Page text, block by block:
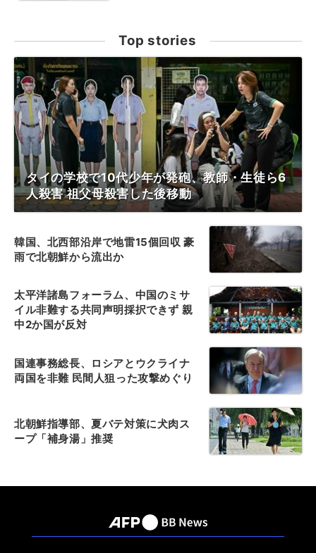
Top stories
タイの学校で10代少年が発砲、教師・生徒ら6
人殺害 祖父母殺害した後移動
韓国、北西部沿岸で地雷15個回収 豪
雨で北朝鮮から流出か
太平洋諸島フォーラム、中国のミサ
イル非難する共同声明採択できず 親
中2か国が反対
国連事務総長、ロシアとウクライナ
両国を非難 民間人狙った攻撃めぐり
北朝鮮指導部、夏バテ対策に犬肉ス
ープ「補身湯」推奨